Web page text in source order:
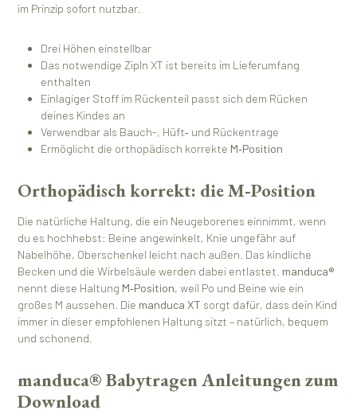
im Prinzip sofort nutzbar.
Drei Höhen einstellbar
Das notwendige ZipIn XT ist bereits im Lieferumfang
enthalten
Einlagiger Stoff im Rückenteil passt sich dem Rücken
deines Kindes an
Verwendbar als Bauch-, Hüft‑ und Rückentrage
Ermöglicht die orthopädisch korrekte M‑Position
Orthopädisch korrekt: die M‑Position
Die natürliche Haltung, die ein Neugeborenes einnimmt, wenn
du es hochhebst: Beine angewinkelt, Knie ungefähr auf
Nabelhöhe, Oberschenkel leicht nach außen. Das kindliche
Becken und die Wirbelsäule werden dabei entlastet. manduca®
nennt diese Haltung M‑Position, weil Po und Beine wie ein
großes M aussehen. Die manduca XT sorgt dafür, dass dein Kind
immer in dieser empfohlenen Haltung sitzt – natürlich, bequem
und schonend.
manduca® Babytragen Anleitungen zum
Download